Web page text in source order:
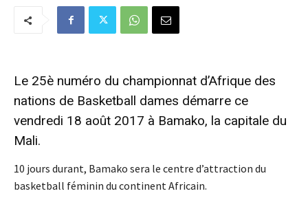
Le 25è numéro du championnat d’Afrique des
nations de Basketball dames démarre ce
vendredi 18 août 2017 à Bamako, la capitale du
Mali.
10 jours durant, Bamako sera le centre d’attraction du
basketball féminin du continent Africain.